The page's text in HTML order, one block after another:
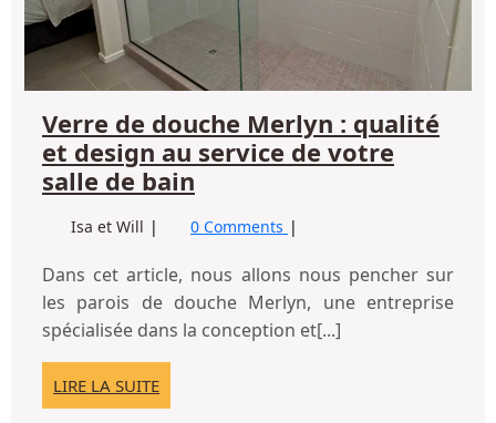
Verre de douche Merlyn : qualité
et design au service de votre
salle de bain
douche
Merlyn
:
qualité
Isa et Will Verre
douche
Merlyn
qualité
et
design
au
0 Comments
Dans cet article, nous allons nous pencher sur
les parois de douche Merlyn, une entreprise
spécialisée dans la conception et[...]
LIRE LA SUITELIRE
LA